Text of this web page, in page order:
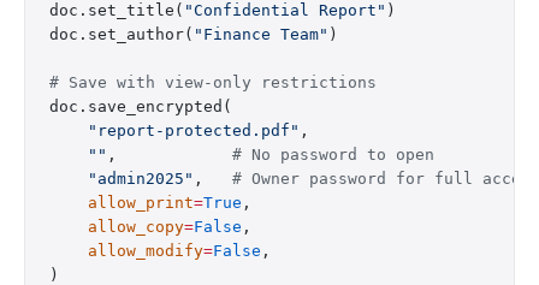
doc.set_title( "Confidential Report" )
doc.set_author( "Finance Team" )
# Save with view-only restrictions
doc.save_encrypted(
    "report-protected.pdf"
,
    ""
, # No password to open
    "admin2025"
, # Owner password for full access
    allow_print
=True ,
    allow_copy
=False ,
    allow_modify
=False ,
)